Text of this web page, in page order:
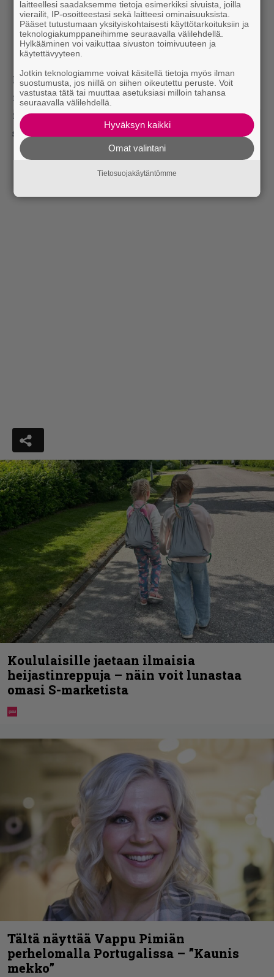
One of the best in history. Devastated.
#RIPTaylorHawkins
— David Draiman 🟦🎗️🇮🇱✡️☮️
(@davidmdraiman)
Lue myös:Tilaa Infernon uutiskirje ja tiedät
mistä kahvitauolla puhutaan! Nappaa raskaan
musiikin uutiset ja puheenaiheet suoraan
sähköpostiin tästä.
Koululaisille jaetaan ilmaisia
heijastinreppuja – näin voit lunastaa
omasi S-marketista
Tältä näyttää Vappu Pimiän
perhelomalla Portugalissa – ”Kaunis
mekko”
laitteellesi saadaksemme tietoja esimerkiksi sivuista, joilla
vierailit, IP-osoitteestasi sekä laitteesi ominaisuuksista.
Pääset tutustumaan yksityiskohtaisesti käyttötarkoituksiin ja
teknologiakumppaneihimme seuraavalla välilehdellä.
Hylkääminen voi vaikuttaa sivuston toimivuuteen ja
käytettävyyteen.
Jotkin teknologiamme voivat käsitellä tietoja myös ilman
suostumusta, jos niillä on siihen oikeutettu peruste. Voit
vastustaa tätä tai muuttaa asetuksiasi milloin tahansa
seuraavalla välilehdellä.
Hyväksyn kaikki
Omat valintani
Tietosuojakäytäntömme